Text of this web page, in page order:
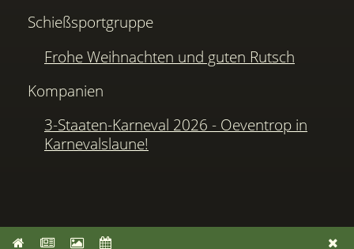
Schießsportgruppe
Frohe Weihnachten und guten Rutsch
Kompanien
3-Staaten-Karneval 2026 - Oeventrop in
Karnevalslaune!